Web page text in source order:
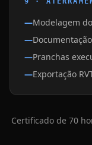
Modelagem
Pranchas
Exportação
Certificado de 70